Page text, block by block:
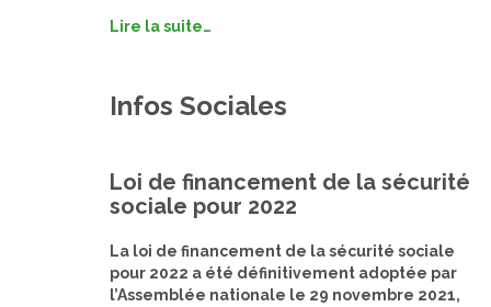
Lire la suite…
Infos Sociales
Loi de financement de la sécurité
sociale pour 2022
La loi de financement de la sécurité sociale
pour 2022 a été définitivement adoptée par
l’Assemblée nationale le 29 novembre 2021,